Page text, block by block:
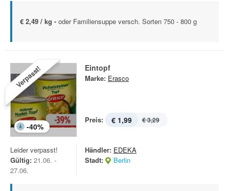
€ 2,49 / kg - oder Familiensuppe versch. Sorten 750 - 800 g
Verpasst!
-40%
Eintopf
Marke: Erasco
Preis: € 1,99 € 3,29
Leider verpasst!
Gültig: 21.06. -
27.06.
Händler: EDEKA
Stadt:
Berlin